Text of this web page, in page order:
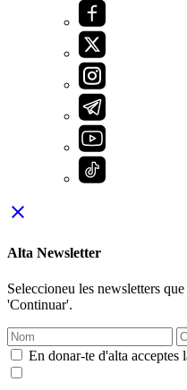
close
Alta Newsletter
Seleccioneu les newsletters
'Continuar'.
En donar-te d'alta acceptes